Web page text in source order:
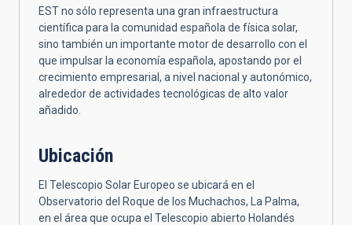
EST no sólo representa una gran infraestructura
científica para la comunidad española de física solar,
sino también un importante motor de desarrollo con el
que impulsar la economía española, apostando por el
crecimiento empresarial, a nivel nacional y autonómico,
alrededor de actividades tecnológicas de alto valor
añadido.
Ubicación
El Telescopio Solar Europeo se ubicará en el
Observatorio del Roque de los Muchachos, La Palma,
en el área que ocupa el Telescopio abierto Holandés